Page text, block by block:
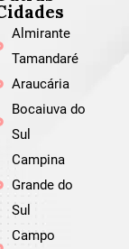
Almirante
Tamandaré
Araucária
Bocaiuva do
Sul
Campina
Grande do
Sul
Campo